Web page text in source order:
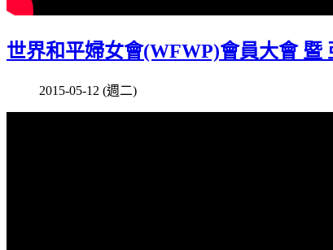
世界和平婦女會(WFWP)會員大會 暨
2015-05-12 (週二)